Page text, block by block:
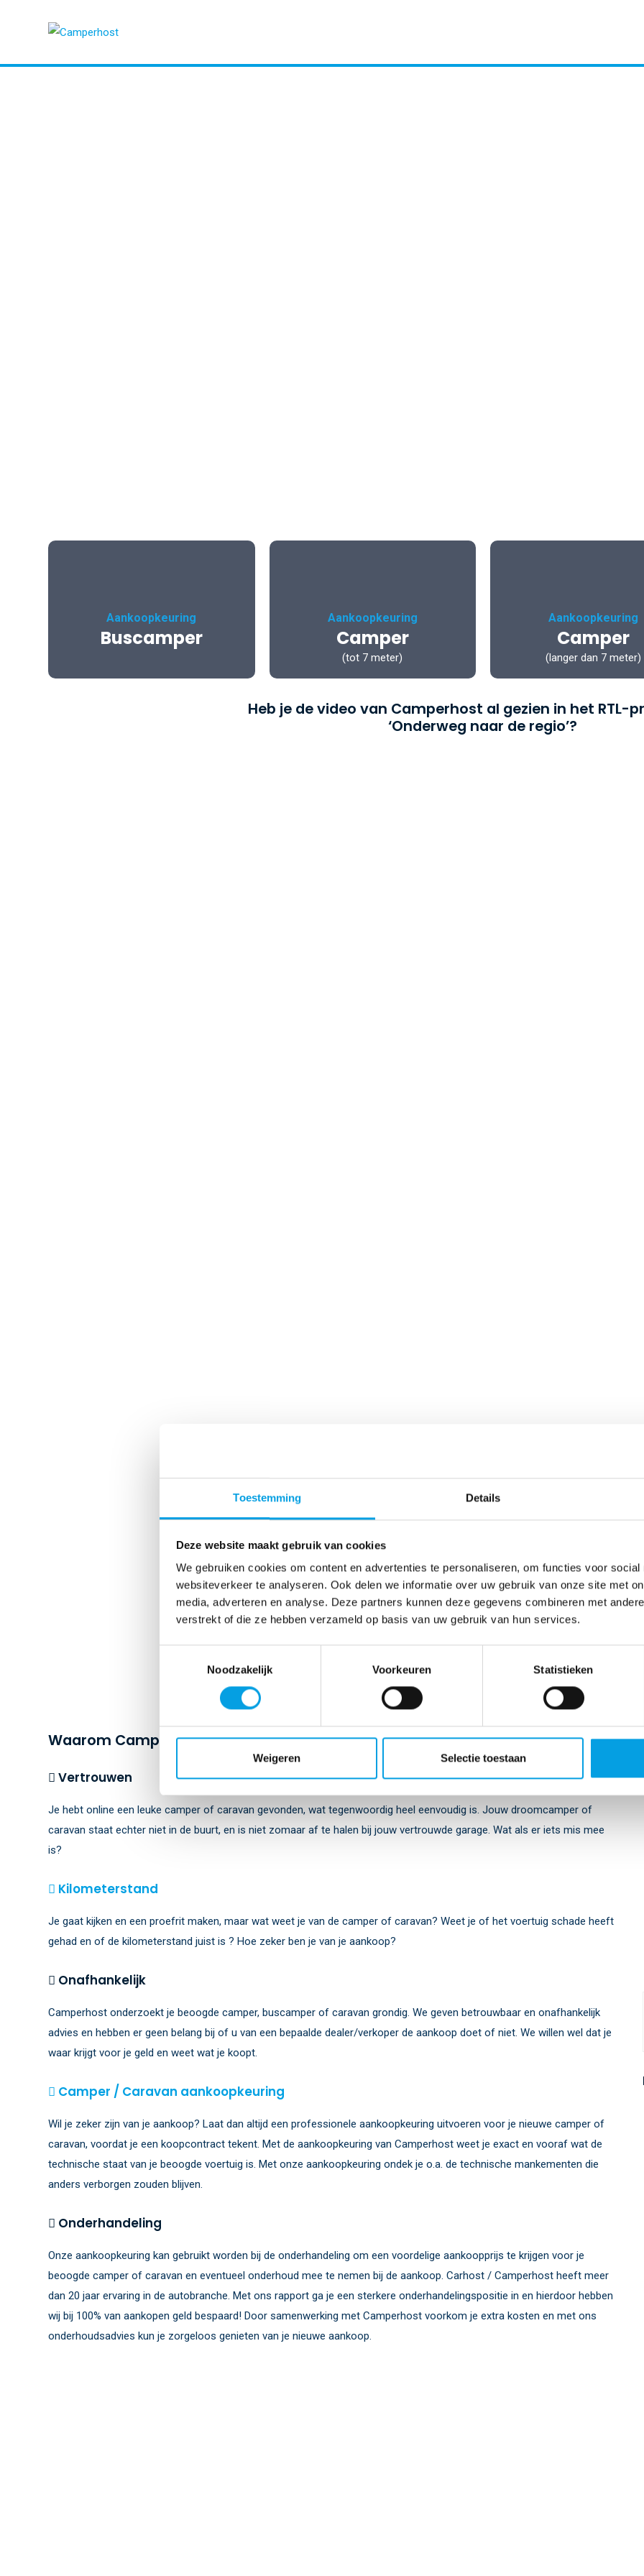
Toestemming Details
Deze website maakt gebruik van cookies
We gebruiken cookies om content en advertenties te personaliseren, om functies voor social
websiteverkeer te analyseren. Ook delen we informatie over uw gebruik van onze site met
media, adverteren en analyse. Deze partners kunnen deze gegevens combineren met
verstrekt of die ze hebben verzameld op basis van uw gebruik van hun services.
Noodzakelijk
Voorkeuren Statistieken
Weigeren Selectie toestaan
Aankoopkeuring
Buscamper
Aankoopkeuring
Camper
(tot 7 meter)
Aankoopkeuring
Camper
(langer dan 7 meter)
Heb je de video van Camperhost al gezien in het RTL-
‘Onderweg naar de regio’?
Waarom Camperhost?
Vertrouwen
Je hebt online een leuke camper of caravan gevonden, wat tegenwoordig heel eenvoudig is. Jouw droomcamper of
caravan staat echter niet in de buurt, en is niet zomaar af te halen bij jouw vertrouwde garage. Wat als er iets mis mee
is?
Kilometerstand
Je gaat kijken en een proefrit maken, maar wat weet je van de camper of caravan? Weet je of het voertuig schade heeft
gehad en of de kilometerstand juist is ? Hoe zeker ben je van je aankoop?
Onafhankelijk
Camperhost onderzoekt je beoogde camper, buscamper of caravan grondig. We geven betrouwbaar en onafhankelijk
advies en hebben er geen belang bij of u van een bepaalde dealer/verkoper de aankoop doet of niet. We willen wel dat je
waar krijgt voor je geld en weet wat je koopt.
Camper / Caravan aankoopkeuring
Wil je zeker zijn van je aankoop? Laat dan altijd een professionele aankoopkeuring uitvoeren voor je nieuwe camper of
caravan, voordat je een koopcontract tekent. Met de aankoopkeuring van Camperhost weet je exact en vooraf wat de
technische staat van je beoogde voertuig is. Met onze aankoopkeuring ondek je o.a. de technische mankementen die
anders verborgen zouden blijven.
Onderhandeling
Onze aankoopkeuring kan gebruikt worden bij de onderhandeling om een voordelige aankoopprijs te krijgen voor je
beoogde camper of caravan en eventueel onderhoud mee te nemen bij de aankoop. Carhost / Camperhost heeft meer
dan 20 jaar ervaring in de autobranche. Met ons rapport ga je een sterkere onderhandelingspositie in en hierdoor hebben
wij bij 100% van aankopen geld bespaard! Door samenwerking met Camperhost voorkom je extra kosten en met ons
onderhoudsadvies kun je zorgeloos genieten van je nieuwe aankoop.